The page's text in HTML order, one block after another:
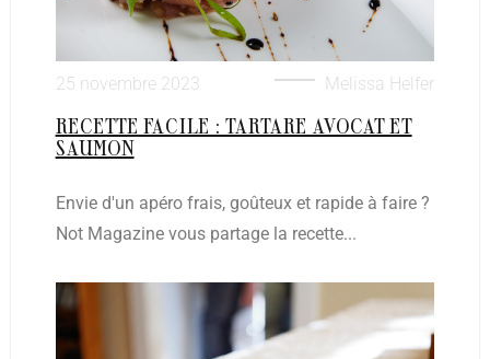
25 novembre 2023 Melissa Helfer
RECETTE FACILE : TARTARE AVOCAT ET
SAUMON
Envie d'un apéro frais, goûteux et rapide à faire ?
Not Magazine vous partage la recette...